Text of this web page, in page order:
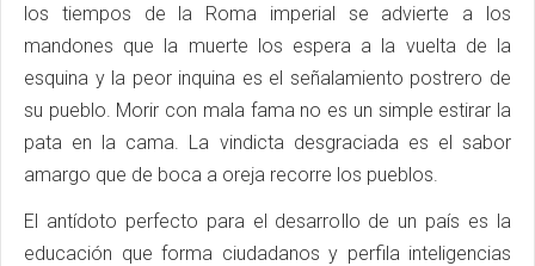
los tiempos de la Roma imperial se advierte a los
mandones que la muerte los espera a la vuelta de la
esquina y la peor inquina es el señalamiento postrero de
su pueblo. Morir con mala fama no es un simple estirar la
pata en la cama. La vindicta desgraciada es el sabor
amargo que de boca a oreja recorre los pueblos.
El antídoto perfecto para el desarrollo de un país es la
educación que forma ciudadanos y perfila inteligencias